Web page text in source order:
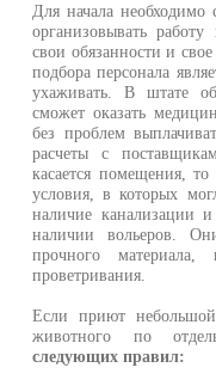
Для начала необходимо
организовывать
свои обязанности и
подбора персонала
ухаживать. В штате
сможет оказать
без проблем
расчеты с
касается помещения,
условия, в которых
наличие канализации
наличии вольеров.
прочного материала,
проветривания.
Если приют
животного по
следующих правил: